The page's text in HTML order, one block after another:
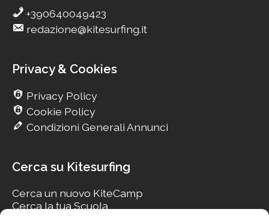
+390640049423
redazione@kitesurfing.it
Privacy & Cookies
Privacy Policy
Cookie Policy
Condizioni Generali Annunci
Cerca su Kitesurfing
Cerca un nuovo KiteCamp
Cerca la tua Scuola